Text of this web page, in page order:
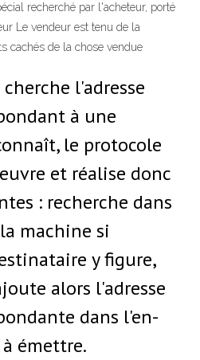
recherché par l'acheteur, porté
Le vendeur est tenu de la
cachés de la chose vendue
l'adresse
à une
le protocole
et réalise donc
: recherche dans
machine si
y figure,
alors l'adresse
dans l'en-
émettre.